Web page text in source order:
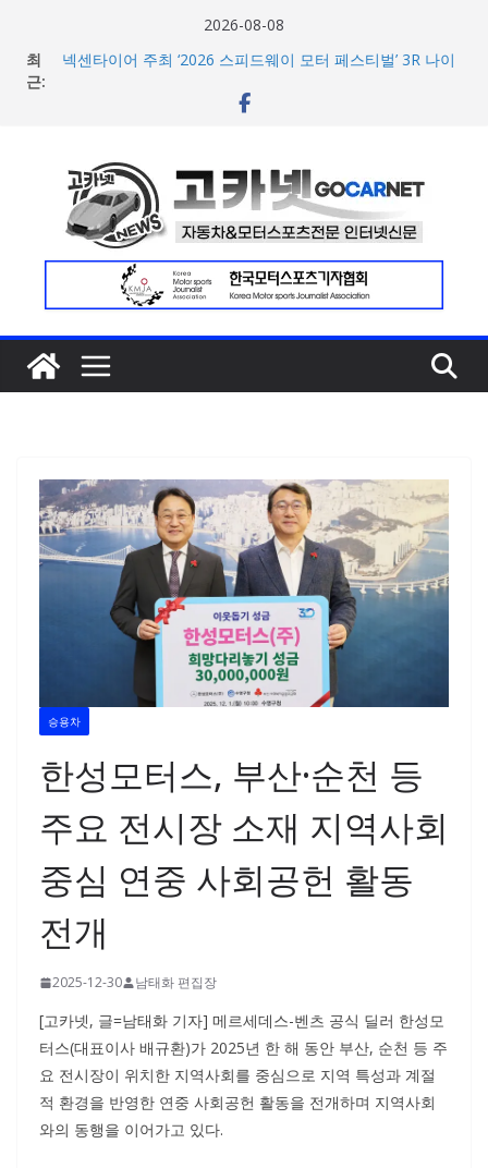
2026-08-08
최
근:
넥센타이어 주최 ‘2026 스피드웨이 모터 페스티벌’ 3R 나이
아우디, 405일 만에 완성한 초고성능 슈퍼카 ‘누볼라리’ 제
이션 엔진’ 공개
마일레, 코너링 쏠림·하체 소음 잡는 ‘스테빌라이저 링크’ 정
비 솔루션 제안
한온시스템, 캐나다 정부로부터 1,000만 캐나다달러 규모
지원 확보
승용차
한성모터스, 부산·순천 등
주요 전시장 소재 지역사회
중심 연중 사회공헌 활동
전개
2025-12-30 남태화 편집장
[고카넷, 글=남태화 기자] 메르세데스-벤츠 공식 딜러 한성모
터스(대표이사 배규환)가 2025년 한 해 동안 부산, 순천 등 주
요 전시장이 위치한 지역사회를 중심으로 지역 특성과 계절
적 환경을 반영한 연중 사회공헌 활동을 전개하며 지역사회
와의 동행을 이어가고 있다.